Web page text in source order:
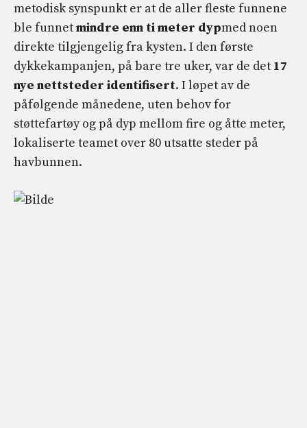
metodisk synspunkt er at de aller fleste funnene
ble funnetmindre enn ti meter dypmed noen
direkte tilgjengelig fra kysten. I den første
dykkekampanjen, på bare tre uker, var de det 17
nye nettsteder identifisert. I løpet av de
påfølgende månedene, uten behov for
støttefartøy og på dyp mellom fire og åtte meter,
lokaliserte teamet over 80 utsatte steder på
havbunnen.